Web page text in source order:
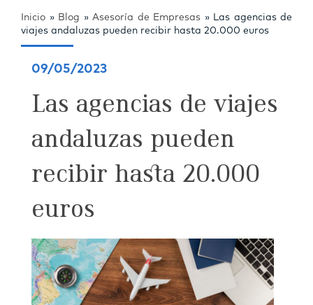
Inicio » Blog » Asesoría de Empresas »
Las agencias de
viajes andaluzas pueden recibir hasta 20.000 euros
09/05/2023
Las agencias de viajes
andaluzas pueden
recibir hasta 20.000
euros